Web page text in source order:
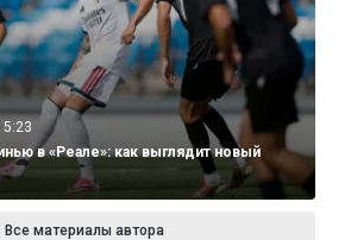
в «Реале»: как выглядит новый
Все материалы автора